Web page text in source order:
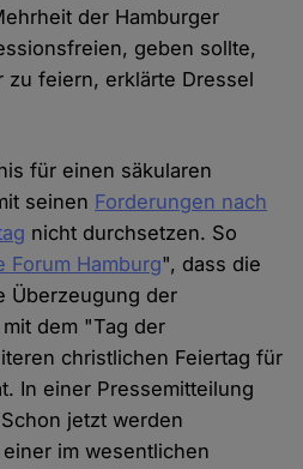
der Hamburger
geben sollte,
zu feiern, erklärte Dressel
für einen säkularen
seinen Forderungen nach
nicht durchsetzen. So
Forum Hamburg", dass die
Überzeugung der
dem "Tag der
christlichen Feiertag für
In einer Pressemitteilung
jetzt werden
im wesentlichen